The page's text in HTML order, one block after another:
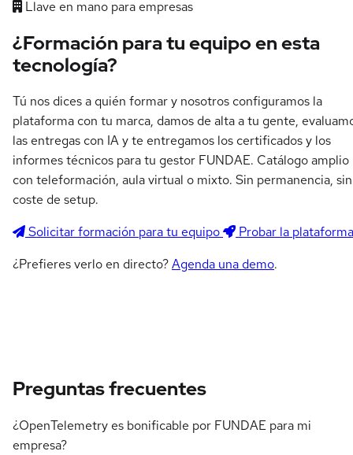
Llave en mano para empresas
¿Formación para tu equipo en esta
tecnología?
Tú nos dices a quién formar y nosotros configuramos la
plataforma con tu marca, damos de alta a tu gente,
las entregas con IA y te entregamos los certificados y los
informes técnicos para tu gestor FUNDAE. Catálogo amplio
con teleformación, aula virtual o mixto. Sin permanencia, sin
coste de setup.
Solicitar formación para tu equipo
Probar la plataforma
¿Prefieres verlo en directo?Agenda una demo.
Preguntas frecuentes
¿OpenTelemetry es bonificable por FUNDAE para mi
empresa?